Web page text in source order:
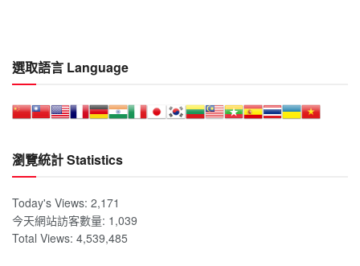
選取語言 Language
瀏覽統計 Statistics
Today's Views: 2,171
今天網站訪客數量: 1,039
Total Views: 4,539,485